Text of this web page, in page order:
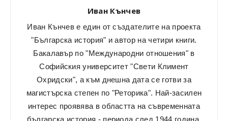
Иван Кънчев
Иван Кънчев е един от създателите на проекта
"Българска история" и автор на четири книги.
Бакалавър по "Международни отношения" в
Софийския университет "Свети Климент
Охридски", а към днешна дата се готви за
магистърска степен по "Реторика". Най-засилен
интерес проявява в областта на съвременната
българска история - периода след 1944 година,